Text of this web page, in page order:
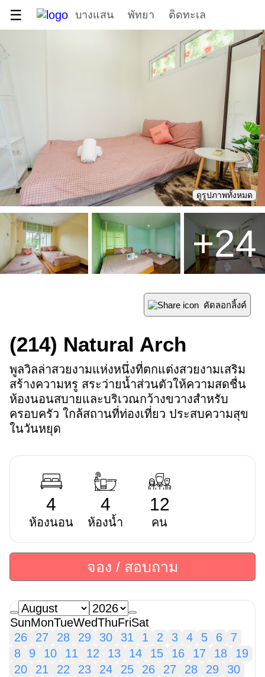
☰ บางแสน พัทยา ติดทะเล
ดูรูปภาพทั้งหมด
+24
(214) Natural Arch
คัดลอกลิ้งค์
พูลวิลล่าสวยงามแห่งหนึ่งที่ตกแต่งสวยงามเสริม
สร้างความหรู สระว่ายน้ำส่วนตัวให้ความสดชื่น
ห้องนอนสบายและบริเวณกว้างขวางสำหรับ
ครอบครัว ใกล้สถานที่ท่องเที่ยว ประสบความสุข
ในวันหยุด
4
ห้องนอน
4
ห้องน้ำ
12
คน
จอง / สอบถาม
SunMonTueWedThuFriSat
26
27 28 29 30 31 1 2 3 4 5 6
7
8
9 10 11 12 13 14 15 16 17 18
19
20
21 22 23 24 25 26 27 28 29
30